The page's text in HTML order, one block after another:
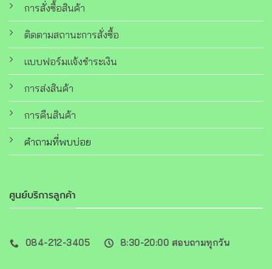
การสั่งซื้อสินค้า
ติดตามสถานะการสั่งซื้อ
แบบฟอร์มแจ้งชำระเงิน
การส่งสินค้า
การคืนสินค้า
คำถามที่พบบ่อย
ศูนย์บริการลูกค้า
084-212-3405 8:30-20:00 สอบถามทุกวัน